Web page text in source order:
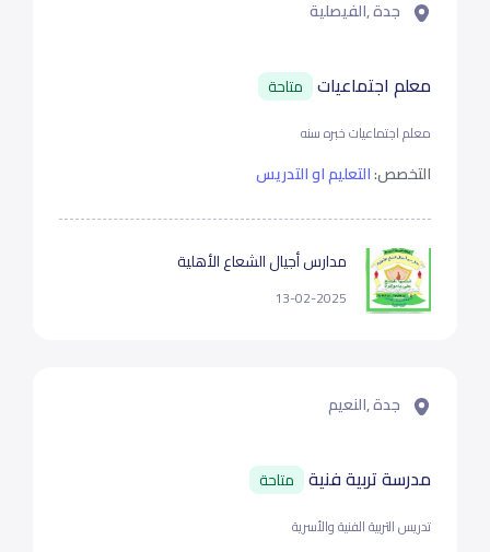
جدة ,الفيصلية
معلم اجتماعيات متاحة
معلم اجتماعيات خبره سنه
التخصص:التعليم او التدريس
مدارس أجيال الشعاع الأهلية
13-02-2025
جدة ,النعيم
مدرسة تربية فنية متاحة
تدريس التربية الفنية والأسرية